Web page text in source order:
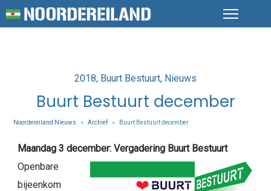
Posted
in
2018 Buurt Bestuurt Nieuws
Buurt Bestuurt december
Noordereiland Nieuws > Archief > Buurt Bestuurt december
Maandag 3 december: Vergadering Buurt Bestuurt
Openbare
bijeenkom